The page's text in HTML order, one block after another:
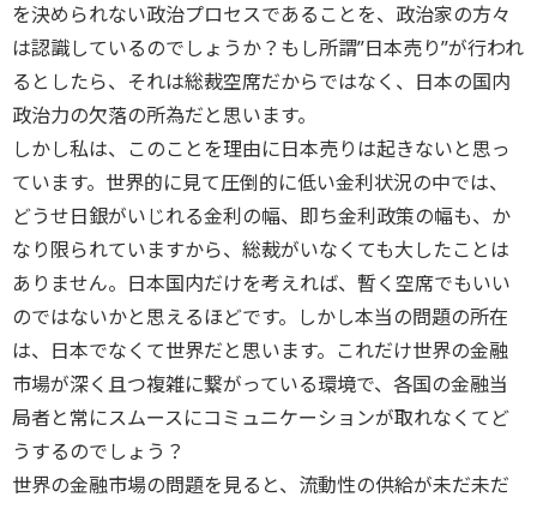
を決められない政治プロセスであることを、政治家の方々
は認識しているのでしょうか？もし所謂”日本売り”が行われ
るとしたら、それは総裁空席だからではなく、日本の国内
政治力の欠落の所為だと思います。
しかし私は、このことを理由に日本売りは起きないと思っ
ています。世界的に見て圧倒的に低い金利状況の中では、
どうせ日銀がいじれる金利の幅、即ち金利政策の幅も、か
なり限られていますから、総裁がいなくても大したことは
ありません。日本国内だけを考えれば、暫く空席でもいい
のではないかと思えるほどです。しかし本当の問題の所在
は、日本でなくて世界だと思います。これだけ世界の金融
市場が深く且つ複雑に繋がっている環境で、各国の金融当
局者と常にスムースにコミュニケーションが取れなくてど
うするのでしょう？
世界の金融市場の問題を見ると、流動性の供給が未だ未だ